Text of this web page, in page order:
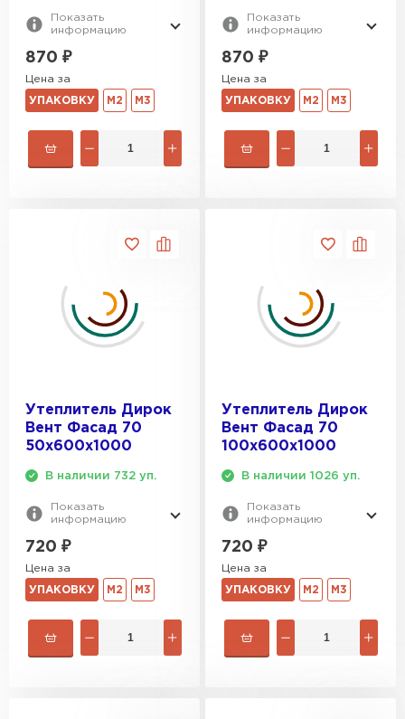
Показать
информацию
870 ₽
Цена за
УПАКОВКУ М2 М3
Показать
информацию
870 ₽
Цена за
УПАКОВКУ М2 М3
Утеплитель Дирок
Вент Фасад 70
50х600х1000
В наличии 732 уп.
Показать
информацию
720 ₽
Цена за
УПАКОВКУ М2 М3
Утеплитель Дирок
Вент Фасад 70
100х600х1000
В наличии 1026 уп.
Показать
информацию
720 ₽
Цена за
УПАКОВКУ М2 М3